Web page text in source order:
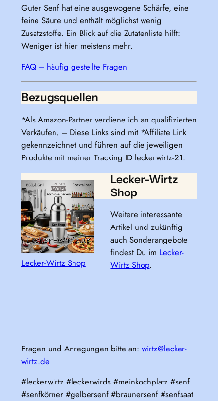
Guter Senf hat eine ausgewogene Schärfe, eine
feine Säure und enthält möglichst wenig
Zusatzstoffe. Ein Blick auf die Zutatenliste hilft:
Weniger ist hier meistens mehr.
FAQ – häufig gestellte Fragen
Bezugsquellen
*Als Amazon-Partner verdiene ich an qualifizierten
Verkäufen. – Diese Links sind mit *Affiliate Link
gekennzeichnet und führen auf die jeweiligen
Produkte mit meiner Tracking ID leckerwirtz-21.
Lecker-Wirtz Shop
Lecker-Wirtz
Shop
Weitere interessante
Artikel und zukünftig
auch Sonderangebote
findest Du im Lecker-
Wirtz Shop.
Fragen und Anregungen bitte an: wirtz@lecker-
wirtz.de
#leckerwirtz #leckerwirds #meinkochplatz #senf
#senfkörner #gelbersenf #braunersenf #senfsaat